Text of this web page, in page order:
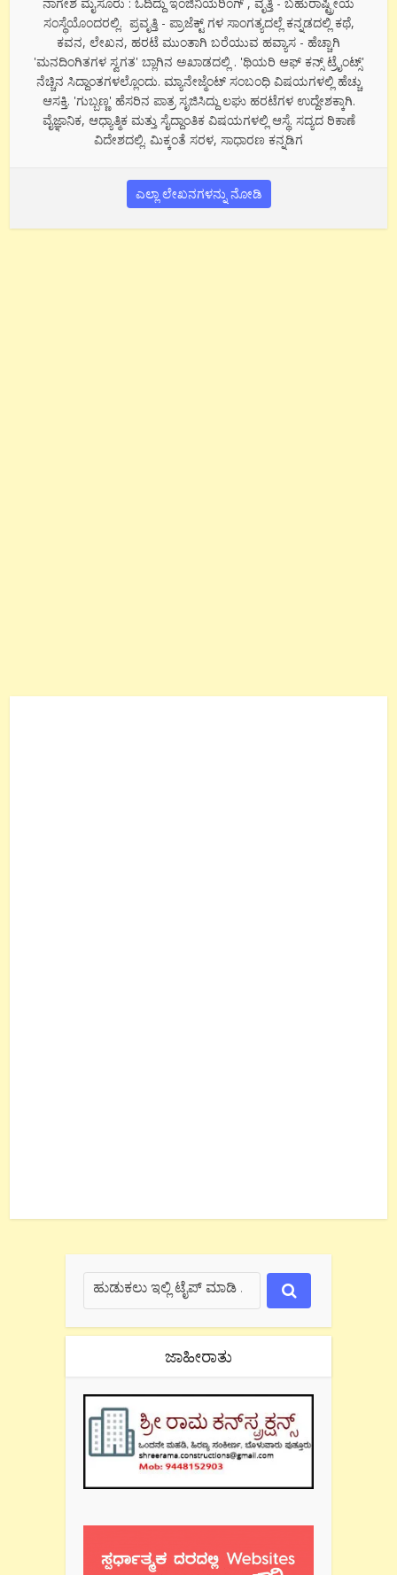
ಸಂಸ್ಥೆಯೊಂದರಲ್ಲಿ. ಪ್ರವೃತ್ತಿ - ಪ್ರಾಜೆಕ್ಟ್ ಗಳ ಸಾಂಗತ್ಯದಲ್ಲೆ ಕನ್ನಡದಲ್ಲಿ ಕಥೆ,
ಕವನ, ಲೇಖನ, ಹರಟೆ ಮುಂತಾಗಿ ಬರೆಯುವ ಹವ್ಯಾಸ - ಹೆಚ್ಚಾಗಿ
'ಮನದಿಂಗಿತಗಳ ಸ್ವಗತ' ಬ್ಲಾಗಿನ ಅಖಾಡದಲ್ಲಿ . 'ಥಿಯರಿ ಆಫ್ ಕನ್ಸ್ ಟ್ರೈಂಟ್ಸ್'
ನೆಚ್ಚಿನ ಸಿದ್ದಾಂತಗಳಲ್ಲೊಂದು. ಮ್ಯಾನೇಜ್ಮೆಂಟ್ ಸಂಬಂಧಿ ವಿಷಯಗಳಲ್ಲಿ ಹೆಚ್ಚು
ಆಸಕ್ತಿ. 'ಗುಬ್ಬಣ್ಣ' ಹೆಸರಿನ ಪಾತ್ರ ಸೃಜಿಸಿದ್ದು ಲಘು ಹರಟೆಗಳ ಉದ್ದೇಶಕ್ಕಾಗಿ.
ವೈಜ್ಞಾನಿಕ, ಆಧ್ಯಾತ್ಮಿಕ ಮತ್ತು ಸೈದ್ದಾಂತಿಕ ವಿಷಯಗಳಲ್ಲಿ ಆಸ್ಥೆ. ಸದ್ಯದ ಠಿಕಾಣೆ
ವಿದೇಶದಲ್ಲಿ. ಮಿಕ್ಕಂತೆ ಸರಳ, ಸಾಧಾರಣ ಕನ್ನಡಿಗ
ಎಲ್ಲಾ ಲೇಖನಗಳನ್ನು ನೋಡಿ
ಜಾಹೀರಾತು